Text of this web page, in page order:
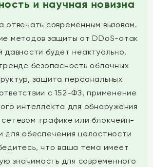
и научная новизна
отвечать современным вызовам.
методов защиты от DDoS-атак
давности будет неактуально.
безопасность облачных
защита персональных
с 152-ФЗ, применение
интеллекта для обнаружения
трафике или блокчейн-
для обеспечения целостности
что ваша тема имеет
значимость для современного